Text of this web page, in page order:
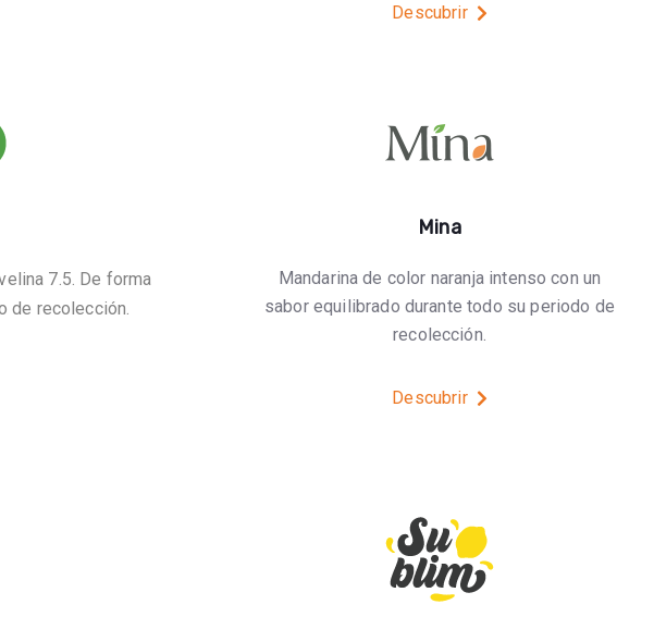
Descubrir
7.5. De forma
de recolección.
Mina
Mandarina de color naranja intenso con un
sabor equilibrado durante todo su periodo de
recolección.
Descubrir